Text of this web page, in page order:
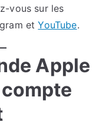
vous sur les
etYouTube.
Apple